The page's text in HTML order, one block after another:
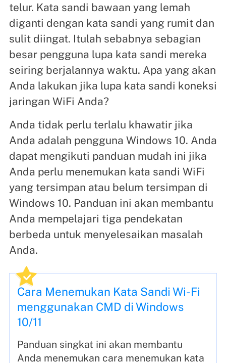
telur. Kata sandi bawaan yang lemah
diganti dengan kata sandi yang rumit dan
sulit diingat. Itulah sebabnya sebagian
besar pengguna lupa kata sandi mereka
seiring berjalannya waktu. Apa yang akan
Anda lakukan jika lupa kata sandi koneksi
jaringan WiFi Anda?
Anda tidak perlu terlalu khawatir jika
Anda adalah pengguna Windows 10. Anda
dapat mengikuti panduan mudah ini jika
Anda perlu menemukan kata sandi WiFi
yang tersimpan atau belum tersimpan di
Windows 10. Panduan ini akan membantu
Anda mempelajari tiga pendekatan
berbeda untuk menyelesaikan masalah
Anda.
Cara Menemukan Kata Sandi Wi-Fi
menggunakan CMD di Windows
10/11
Panduan singkat ini akan membantu
Anda menemukan cara menemukan kata